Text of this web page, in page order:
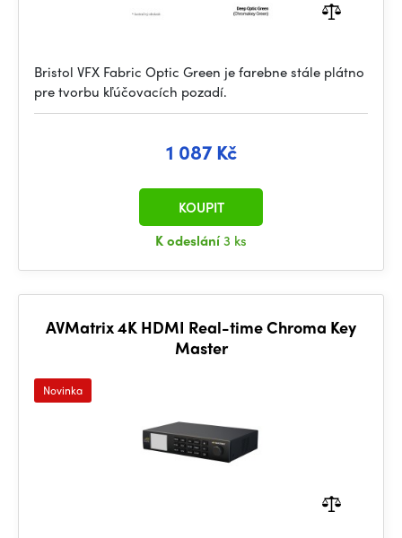
Bristol VFX Fabric Optic Green je farebne stále plátno
pre tvorbu kľúčovacích pozadí.
1 087 Kč
K odeslání3 ks
KOUPIT
AVMatrix 4K HDMI Real-time Chroma Key
Master
Novinka